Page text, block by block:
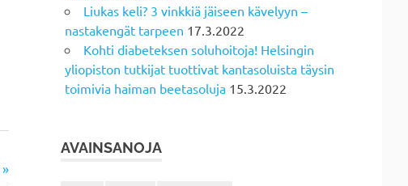
Liukas keli? 3 vinkkiä jäiseen kävelyyn –
nastakengät tarpeen 17.3.2022
Kohti diabeteksen soluhoitoja! Helsingin
yliopiston tutkijat tuottivat kantasoluista täysin
toimivia haiman beetasoluja 15.3.2022
AVAINSANOJA